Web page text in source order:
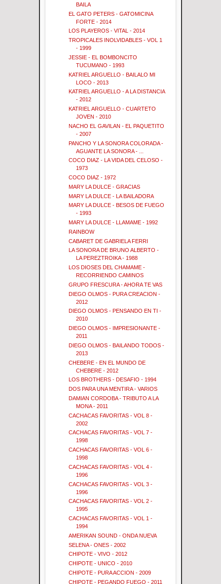
BAILA
EL GATO PETERS - GATOMICINA
FORTE - 2014
LOS PLAYEROS - VITAL - 2014
TROPICALES INOLVIDABLES - VOL 1
- 1999
JESSIE - EL BOMBONCITO
TUCUMANO - 1993
KATRIEL ARGUELLO - BAILALO MI
LOCO - 2013
KATRIEL ARGUELLO - A LA DISTANCIA
- 2012
KATRIEL ARGUELLO - CUARTETO
JOVEN - 2010
NACHO EL GAVILAN - EL PAQUETITO
- 2007
PANCHO Y LA SONORA COLORADA -
AGUANTE LA SONORA - ...
COCO DIAZ - LA VIDA DEL CELOSO -
1973
COCO DIAZ - 1972
MARY LA DULCE - GRACIAS
MARY LA DULCE - LA BAILADORA
MARY LA DULCE - BESOS DE FUEGO
- 1993
MARY LA DULCE - LLAMAME - 1992
RAINBOW
CABARET DE GABRIELA FERRI
LA SONORA DE BRUNO ALBERTO -
LA PEREZTROIKA - 1988
LOS DIOSES DEL CHAMAME -
RECORRIENDO CAMINOS
GRUPO FRESCURA - AHORA TE VAS
DIEGO OLMOS - PURA CREACION -
2012
DIEGO OLMOS - PENSANDO EN TI -
2010
DIEGO OLMOS - IMPRESIONANTE -
2011
DIEGO OLMOS - BAILANDO TODOS -
2013
CHEBERE - EN EL MUNDO DE
CHEBERE - 2012
LOS BROTHERS - DESAFIO - 1994
DOS PARA UNA MENTIRA - VARIOS
DAMIAN CORDOBA - TRIBUTO A LA
MONA - 2011
CACHACAS FAVORITAS - VOL 8 -
2002
CACHACAS FAVORITAS - VOL 7 -
1998
CACHACAS FAVORITAS - VOL 6 -
1998
CACHACAS FAVORITAS - VOL 4 -
1996
CACHACAS FAVORITAS - VOL 3 -
1996
CACHACAS FAVORITAS - VOL 2 -
1995
CACHACAS FAVORITAS - VOL 1 -
1994
AMERIKAN SOUND - ONDA NUEVA
SELENA - ONES - 2002
CHIPOTE - VIVO - 2012
CHIPOTE - UNICO - 2010
CHIPOTE - PURA ACCION - 2009
CHIPOTE - PEGANDO FUEGO - 2011